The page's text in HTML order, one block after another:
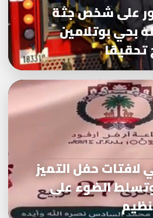
على شخص جثة
بحي بوتلامين
لافتات حفل التميز
وتسلط الضوء على